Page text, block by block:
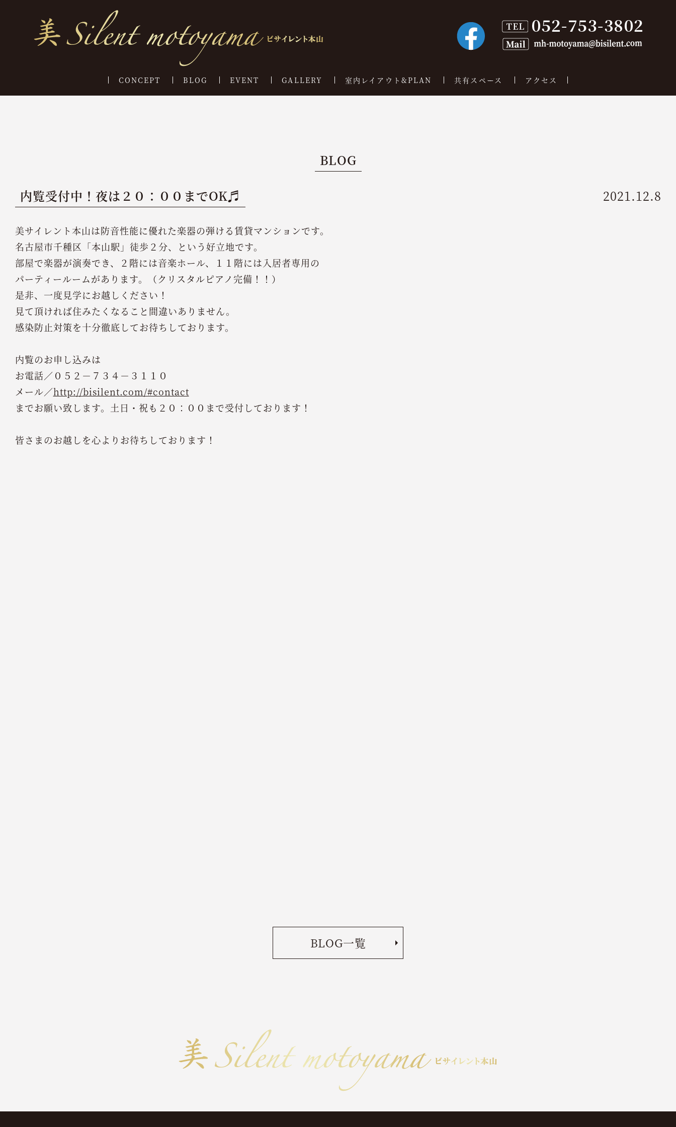
CONCEPT BLOG EVENT GALLERY 室内レイアウト&PLAN 共有スペース アクセス
BLOG
内覧受付中！夜は２０：００までOK♬ 2021.12.8
美サイレント本山は防音性能に優れた楽器の弾ける賃貸マンションです。
名古屋市千種区「本山駅」徒歩２分、という好立地です。
部屋で楽器が演奏でき、２階には音楽ホール、１１階には入居者専用の
パーティールームがあります。（クリスタルピアノ完備！！）
是非、一度見学にお越しください！
見て頂ければ住みたくなること間違いありません。
感染防止対策を十分徹底してお待ちしております。
内覧のお申し込みは
お電話／０５２－７３４－３１１０
メール／http://bisilent.com/#contact
までお願い致します。土日・祝も２０：００まで受付しております！
皆さまのお越しを心よりお待ちしております！
BLOG一覧